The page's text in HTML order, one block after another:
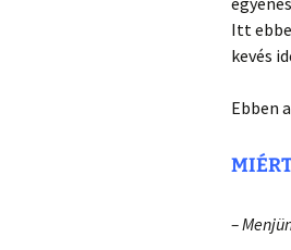
Itt
kevés
Ebben
–